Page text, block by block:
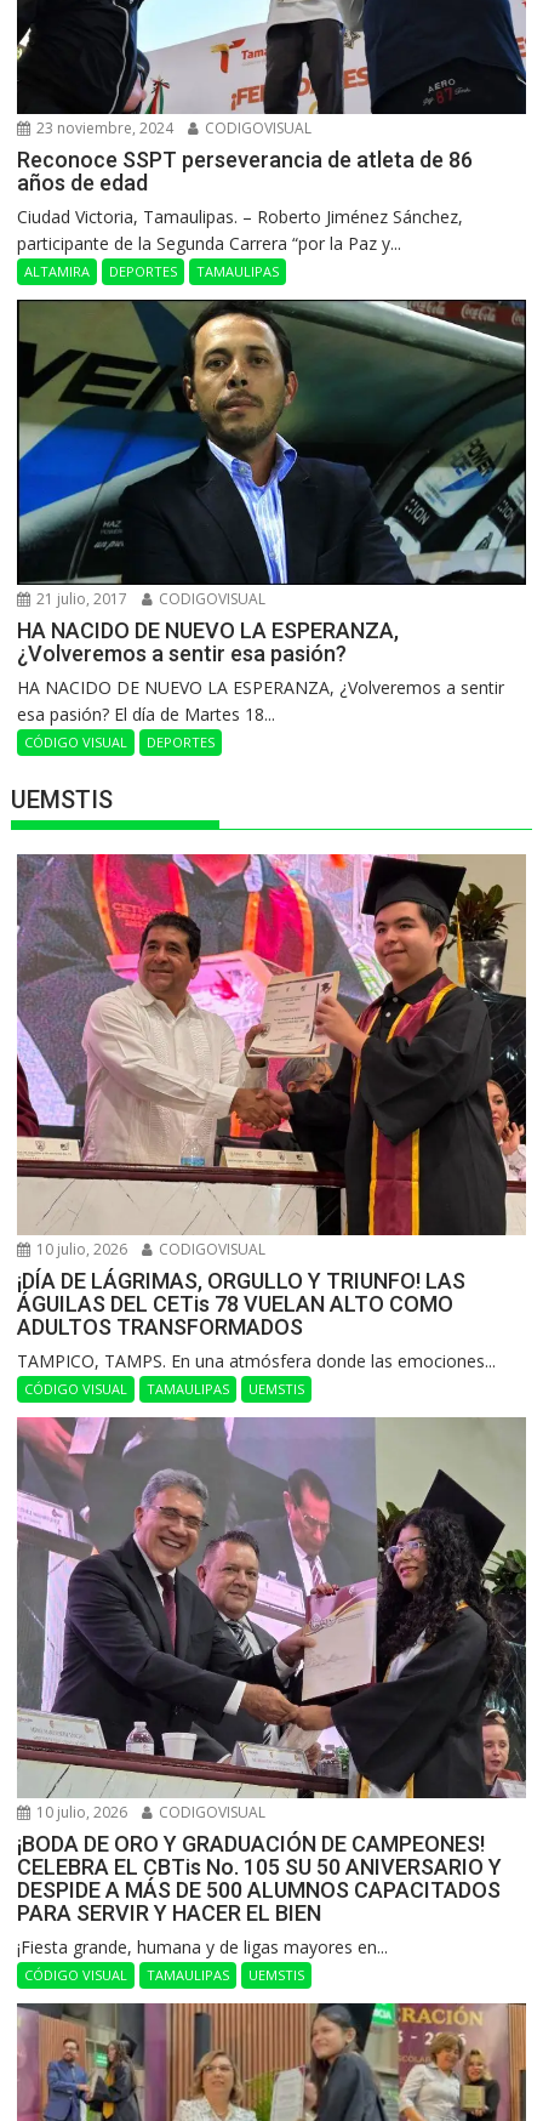
23 noviembre, 2024 CODIGOVISUAL
Reconoce SSPT perseverancia de atleta de 86
años de edad
Ciudad Victoria, Tamaulipas. – Roberto Jiménez Sánchez,
participante de la Segunda Carrera “por la Paz y...
ALTAMIRA DEPORTES TAMAULIPAS
21 julio, 2017 CODIGOVISUAL
HA NACIDO DE NUEVO LA ESPERANZA,
¿Volveremos a sentir esa pasión?
HA NACIDO DE NUEVO LA ESPERANZA, ¿Volveremos a sentir
esa pasión? El día de Martes 18...
CÓDIGO VISUAL DEPORTES
UEMSTIS
10 julio, 2026 CODIGOVISUAL
¡DÍA DE LÁGRIMAS, ORGULLO Y TRIUNFO! LAS
ÁGUILAS DEL CETis 78 VUELAN ALTO COMO
ADULTOS TRANSFORMADOS
​TAMPICO, TAMPS. En una atmósfera donde las emociones...
CÓDIGO VISUAL TAMAULIPAS UEMSTIS
10 julio, 2026 CODIGOVISUAL
¡BODA DE ORO Y GRADUACIÓN DE CAMPEONES!
CELEBRA EL CBTis No. 105 SU 50 ANIVERSARIO Y
DESPIDE A MÁS DE 500 ALUMNOS CAPACITADOS
PARA SERVIR Y HACER EL BIEN
​¡Fiesta grande, humana y de ligas mayores en...
CÓDIGO VISUAL TAMAULIPAS UEMSTIS